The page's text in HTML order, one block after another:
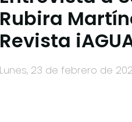
Rubira
Revista
lunes, 23 de febrero de